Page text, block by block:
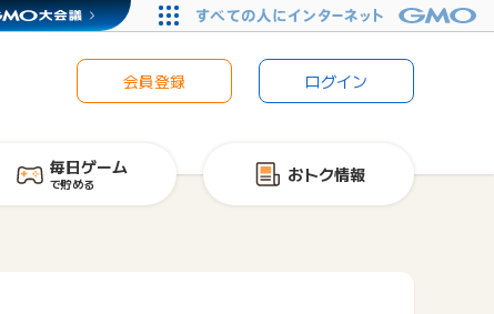
会員登録 ログイン
毎日ゲーム
で貯める おトク情報